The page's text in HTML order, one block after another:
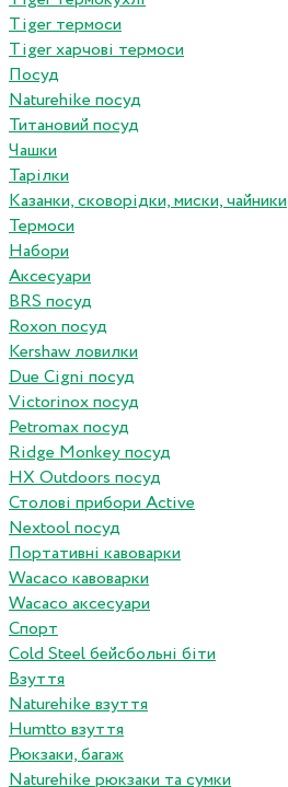
Tiger термоси
Tiger харчові термоси
Посуд
Naturehike посуд
Титановий посуд
Чашки
Тарілки
Казанки, сковорідки, миски, чайники
Термоси
Набори
Аксесуари
BRS посуд
Roxon посуд
Kershaw ловилки
Due Cigni посуд
Victorinox посуд
Petromax посуд
Ridge Monkey посуд
HX Outdoors посуд
Столові прибори Active
Nextool посуд
Портативні кавоварки
Wacaco кавоварки
Wacaco аксесуари
Спорт
Cold Steel бейсбольні біти
Взуття
Naturehike взуття
Humtto взуття
Рюкзаки, багаж
Naturehike рюкзаки та сумки